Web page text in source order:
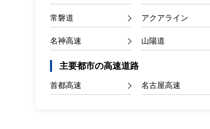
常磐道 アクアライン
名神高速 山陽道
主要都市の高速道路
首都高速 名古屋高速